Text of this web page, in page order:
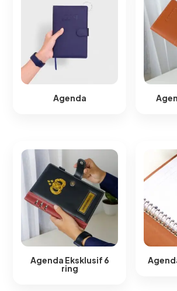
Agenda
Agenda Eksklusif 6
ring​